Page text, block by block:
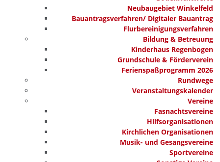
Neubaugebiet Winkelfeld
Bauantragsverfahren/ Digitaler Bauantrag
Flurbereinigungsverfahren
Bildung & Betreuung
Kinderhaus Regenbogen
Grundschule & Förderverein
Ferienspaßprogramm 2026
Rundwege
Veranstaltungskalender
Vereine
Fasnachtsvereine
Hilfsorganisationen
Kirchlichen Organisationen
Musik- und Gesangsvereine
Sportvereine